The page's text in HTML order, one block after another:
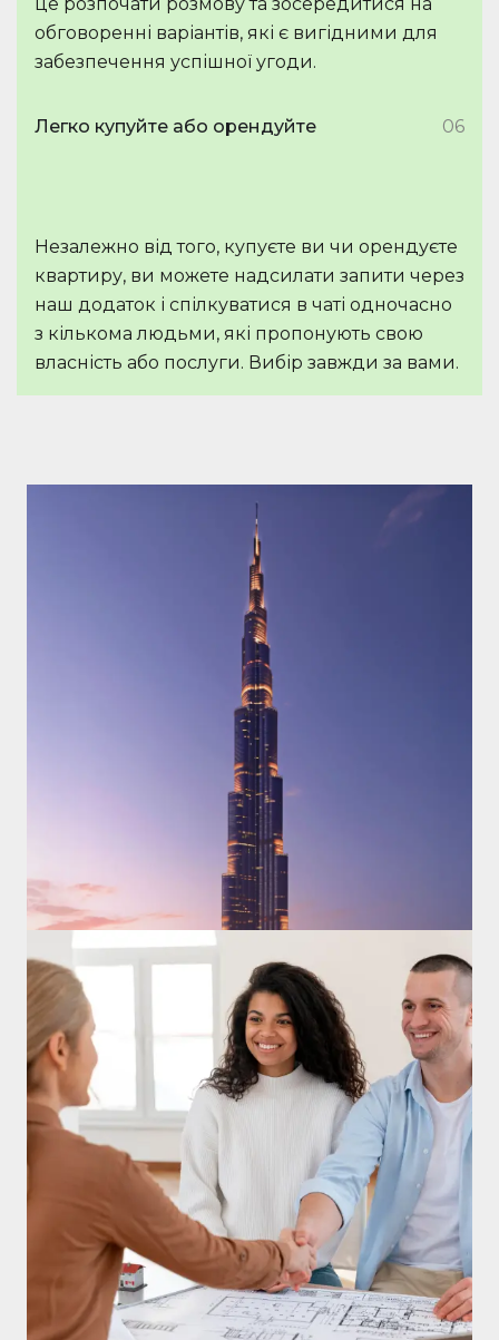
обговоренні варіантів, які є вигідними для
забезпечення успішної угоди.
Легко купуйте або орендуйте 06
Незалежно від того, купуєте ви чи орендуєте
квартиру, ви можете надсилати запити через
наш додаток і спілкуватися в чаті одночасно
з кількома людьми, які пропонують свою
власність або послуги. Вибір завжди за вами.